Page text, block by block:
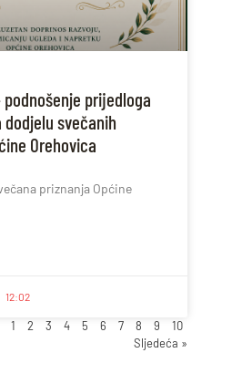
prijedloga
svečanih
Orehovica
priznanja Općine
12:02
1 2 3 4 5 6 7 8 9
10
Sljedeća »